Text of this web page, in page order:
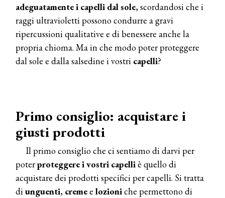
adeguatamente i capelli dal sole, scordandosi che i
raggi ultravioletti possono condurre a gravi
ripercussioni qualitative e di benessere anche la
propria chioma. Ma in che modo poter proteggere
dal sole e dalla salsedine i vostri capelli?
Primo consiglio: acquistare i
giusti prodotti
Il primo consiglio che ci sentiamo di darvi per
poterproteggere i vostri capelliè quello di
acquistare dei prodotti specifici per capelli. Si tratta
diunguenti, cremee lozioniche permettono di